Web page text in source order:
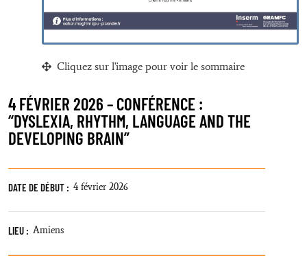
Cliquez sur l'image pour voir le sommaire
4 FÉVRIER 2026 – CONFÉRENCE :
“DYSLEXIA, RHYTHM, LANGUAGE AND THE
DEVELOPING BRAIN”
DATE DE DÉBUT : 4 février 2026
LIEU : Amiens